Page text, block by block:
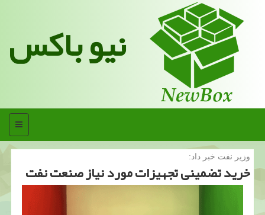
نیو باکس
منو
وزیر نفت خبر داد:
خرید تضمینی تجهیزات مورد نیاز صنعت نفت